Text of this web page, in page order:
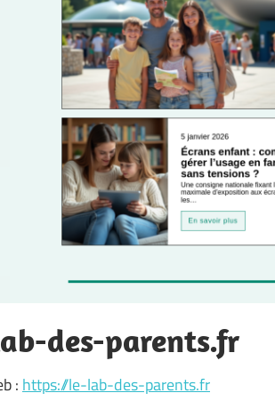
des-parents.fr
: https://le-lab-des-parents.fr